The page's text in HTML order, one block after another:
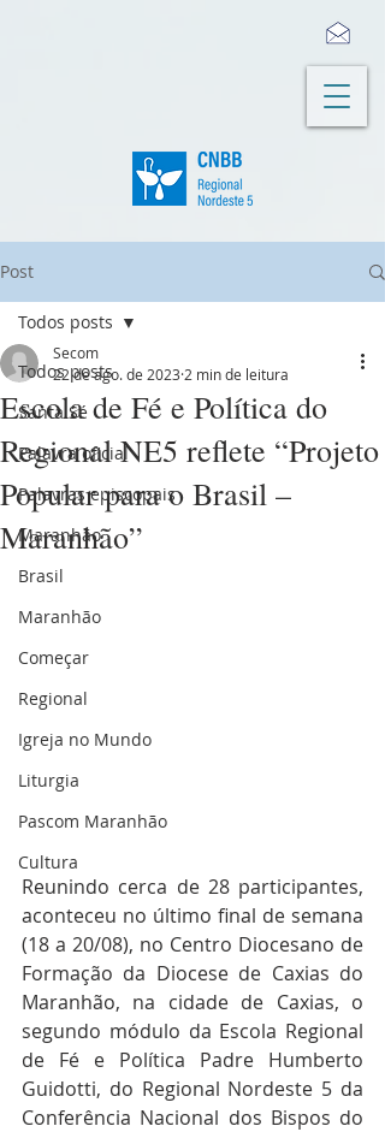
Post
Todos posts
Santa Sé
Palavra oficial
Palavras episcopais
Maranhão
Brasil
Maranhão
Começar
Regional
Igreja no Mundo
Liturgia
Pascom Maranhão
Cultura
Todos posts
Escola de Fé e Política do
Regional NE5 reflete “Projeto
Popular para o Brasil –
Maranhão”
Secom
22 de ago. de 2023 2 min de leitura
Reunindo cerca de 28 participantes,
aconteceu no último final de semana
(18 a 20/08), no Centro Diocesano de
Formação da Diocese de Caxias do
Maranhão, na cidade de Caxias, o
segundo módulo da Escola Regional
de Fé e Política Padre Humberto
Guidotti, do Regional Nordeste 5 da
Conferência Nacional dos Bispos do